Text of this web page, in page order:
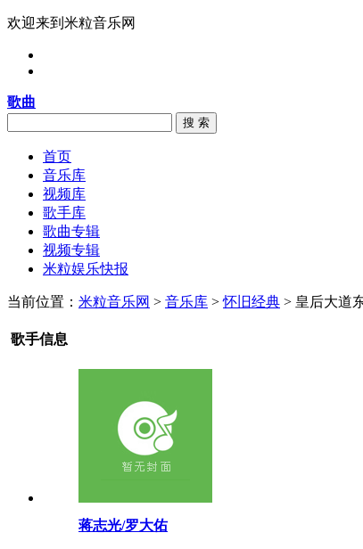
欢迎来到米粒音乐网
歌曲
搜 索
首页
音乐库
视频库
歌手库
歌曲专辑
视频专辑
米粒娱乐快报
当前位置： 米粒音乐网 > 音乐库 >怀旧经典 > 皇后大道
歌手信息
蒋志光/罗大佑